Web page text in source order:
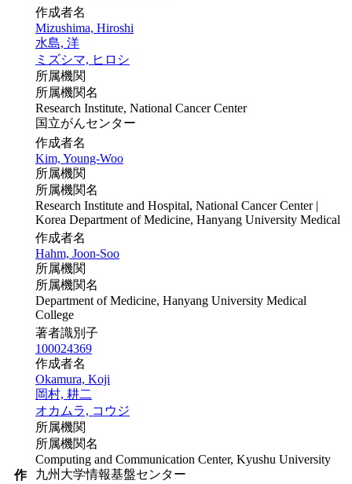
作
作成者名
Mizushima, Hiroshi
水島, 洋
ミズシマ, ヒロシ
所属機関
所属機関名
Research Institute, National Cancer Center
国立がんセンター
作成者名
Kim, Young-Woo
所属機関
所属機関名
Research Institute and Hospital, National Cancer Center |
Korea Department of Medicine, Hanyang University Medical
作成者名
Hahm, Joon-Soo
所属機関
所属機関名
Department of Medicine, Hanyang University Medical
College
著者識別子
100024369
作成者名
Okamura, Koji
岡村, 耕二
オカムラ, コウジ
所属機関
所属機関名
Computing and Communication Center, Kyushu University
九州大学情報基盤センター